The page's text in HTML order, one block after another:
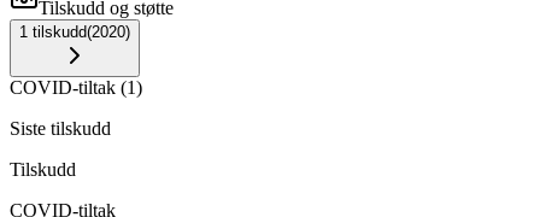
Tilskudd og støtte
1 tilskudd(2020)
COVID-tiltak (1)
Siste tilskudd
Tilskudd
COVID-tiltak